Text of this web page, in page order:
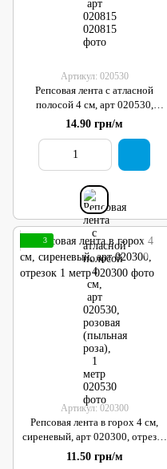
Артикул: 020530
Репсовая лента с атласной
полосой 4 см, арт 020530,
розовая (пыльная роза), 1 метр
14.90 грн/м
3
Артикул: 020300
Репсовая лента в горох 4 см,
сиреневый, арт 020300, отрезок
1 метр
11.50 грн/м